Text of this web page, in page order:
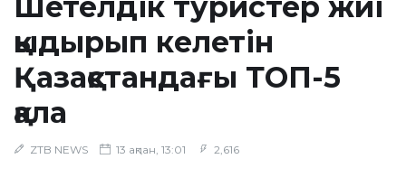
қыдырып келетін
Қазақстандағы ТОП-5
қала
ZTB NEWS 13 ақпан, 13:01 2,616